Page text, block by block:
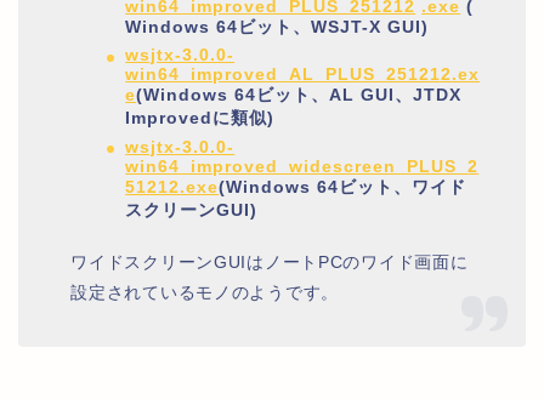
win64_improved_PLUS_251212 .exe (
Windows 64ビット、WSJT-X GUI)
wsjtx-3.0.0-
win64_improved_AL_PLUS_251212.ex
e(Windows 64ビット、AL GUI、JTDX
Improvedに類似)
wsjtx-3.0.0-
win64 _improved_widescreen_PLUS_2
51212.exe(Windows 64ビット、ワイド
スクリーンGUI)
ワイドスクリーンGUIはノートPCのワイド画面に
設定されているモノのようです。